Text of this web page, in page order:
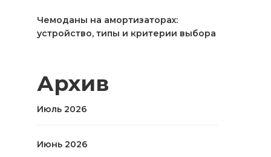
Чемоданы на амортизаторах:
устройство, типы и критерии выбора
Архив
Июль 2026
Июнь 2026